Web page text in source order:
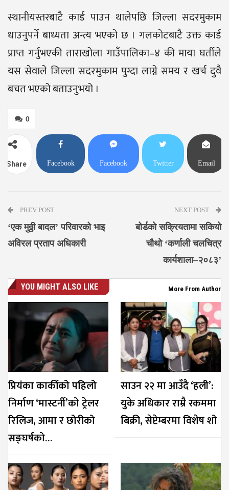
स्थानीयस्तरबाटै कार्ड पाउन थालेपछि जिल्ला सदरमुकाम
धाउनुपर्ने बाध्यता अन्त्य भएको छ । गलकोटबाटै उक्त कार्ड
प्राप्त गर्नुभएकी ताराखोला गाउँपालिका–४ की माया घर्तीले
यस सेवाले जिल्ला सदरमुकाम पुग्दा लाग्ने समय र खर्च दुवै
बचत भएको बताउनुभयो ।
0
Share Facebook Facebook Twitter Email
PREV POST
‘एक मुठ्ठी बादल’ परिवारको भाइ
अविरल प्रताप अधिकारी
NEXT POST
बोर्डको सक्रियतामा सकियो
चौथो ‘कर्णाली चलचित्र
कार्यशाला–२०८३’
YOU MIGHT ALSO LIKE More From Author
प्रियंका कार्कीको पहिलो
निर्माण ‘मास्टर्नी’को ट्रेलर
रिलिज, आमा र छोरीको
सङ्घर्षको…
साउन २२ मा आउँदै ‘हली’:
युके अधिकार राम्रै रकममा
बिक्री, सेप्टेम्बरमा विशेष शो